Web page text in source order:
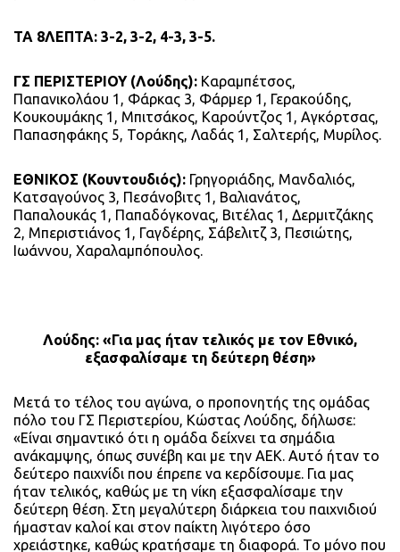
ΤΑ 8ΛΕΠΤΑ: 3-2, 3-2, 4-3, 3-5.
ΓΣ ΠΕΡΙΣΤΕΡΙΟΥ (Λούδης): Καραμπέτσος,
Παπανικολάου 1, Φάρκας 3, Φάρμερ 1, Γερακούδης,
Κουκουμάκης 1, Μπιτσάκος, Καρούντζος 1, Αγκόρτσας,
Παπασηφάκης 5, Τοράκης, Λαδάς 1, Σαλτερής, Μυρίλος.
ΕΘΝΙΚΟΣ (Κουντουδιός): Γρηγοριάδης, Μανδαλιός,
Κατσαγούνος 3, Πεσάνοβιτς 1, Βαλιανάτος,
Παπαλουκάς 1, Παπαδόγκονας, Βιτέλας 1, Δερμιτζάκης
2, Μπεριστιάνος 1, Γαγδέρης, Σάβελιτζ 3, Πεσιώτης,
Ιωάννου, Χαραλαμπόπουλος.
Λούδης: «Για μας ήταν τελικός με τον Εθνικό,
εξασφαλίσαμε τη δεύτερη θέση»
Μετά το τέλος του αγώνα, ο προπονητής της ομάδας
πόλο του ΓΣ Περιστερίου, Κώστας Λούδης, δήλωσε:
«Είναι σημαντικό ότι η ομάδα δείχνει τα σημάδια
ανάκαμψης, όπως συνέβη και με την ΑΕΚ. Αυτό ήταν το
δεύτερο παιχνίδι που έπρεπε να κερδίσουμε. Για μας
ήταν τελικός, καθώς με τη νίκη εξασφαλίσαμε την
δεύτερη θέση. Στη μεγαλύτερη διάρκεια του παιχνιδιού
ήμασταν καλοί και στον παίκτη λιγότερο όσο
χρειάστηκε, καθώς κρατήσαμε τη διαφορά. Το μόνο που